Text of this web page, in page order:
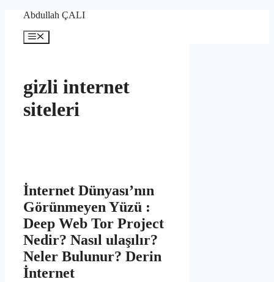
İçeriğeAbdullah ÇALI
Menü
gizli internet
siteleri
İnternet Dünyası’nın
Görünmeyen Yüzü :
Deep Web Tor Project
Nedir? Nasıl ulaşılır?
Neler Bulunur? Derin
İnternet